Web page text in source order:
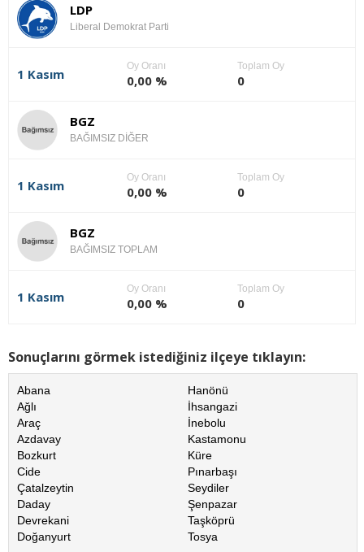
LDP
Liberal Demokrat Parti
1 Kasım
Oy Oranı
0,00 %
Toplam Oy
0
BGZ
BAĞIMSIZ DİĞER
1 Kasım
Oy Oranı
0,00 %
Toplam Oy
0
BGZ
BAĞIMSIZ TOPLAM
1 Kasım
Oy Oranı
0,00 %
Toplam Oy
0
Sonuçlarını görmek istediğiniz ilçeye tıklayın:
Abana
Ağlı
Araç
Azdavay
Bozkurt
Cide
Çatalzeytin
Daday
Devrekani
Doğanyurt
Hanönü
İhsangazi
İnebolu
Kastamonu
Küre
Pınarbaşı
Seydiler
Şenpazar
Taşköprü
Tosya